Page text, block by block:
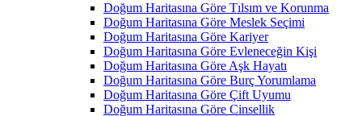
Doğum Haritasına Göre Tılsım ve Korunma
Doğum Haritasına Göre Meslek Seçimi
Doğum Haritasına Göre Kariyer
Doğum Haritasına Göre Evleneceğin Kişi
Doğum Haritasına Göre Aşk Hayatı
Doğum Haritasına Göre Burç Yorumlama
Doğum Haritasına Göre Çift Uyumu
Doğum Haritasına Göre Cinsellik